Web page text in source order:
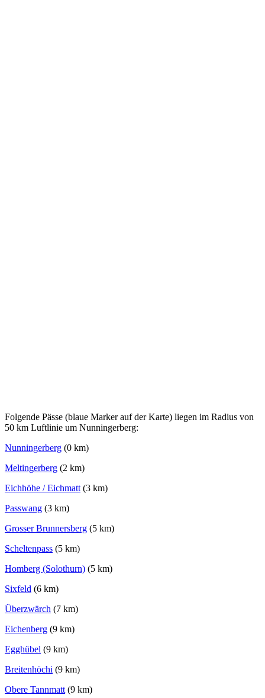
Folgende Pässe (blaue Marker auf der Karte) liegen im Radius von
50 km Luftlinie um Nunningerberg:
Nunningerberg (0 km)
Meltingerberg (2 km)
Eichhöhe / Eichmatt(3 km)
Passwang (3 km)
Grosser Brunnersberg (5 km)
Scheltenpass (5 km)
Homberg (Solothurn) (5 km)
Sixfeld (6 km)
Überzwärch (7 km)
Eichenberg (9 km)
Egghübel (9 km)
Breitenhöchi (9 km)
Obere Tannmatt(9 km)